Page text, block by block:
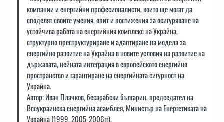
компании и енергийни професионалисти, които ще могат да
споделят своите умения, опит и постижения за осигуряване на
устойчива работа на енергийния комплекс на Украйна,
структурно преструктуриране и адаптиране на модела за
енергийно развитие на Украйна в новите условия на развитие на
държавата, нейната интеграция в европейското енергийно
пространство и гарантиране на енергийната сигурност на
Украйна.
Автор: Иван Плачков, бесарабски българин, председател на
Всеукраинска енергийна асамблея, Министър на Енергетиката на
Украйна (1999, 2005-2006гг).